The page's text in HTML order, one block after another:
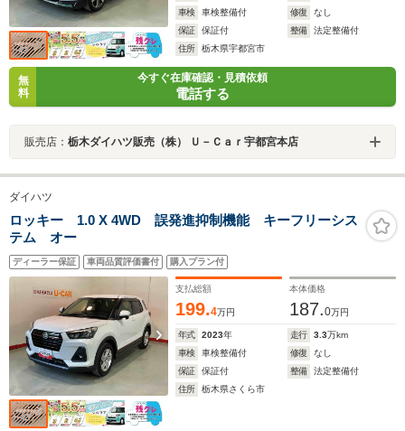
車検
車検整備付 修復
なし
保証
保証付 整備
法定整備付
住所
栃木県宇都宮市
無
料
今すぐ在庫確認・見積依頼
電話する
販売店： 栃木ダイハツ販売（株） Ｕ－Ｃａｒ宇都宮本店
ダイハツ
ロッキー 1.0 X 4WD 誤発進抑制機能 キーフリーシス
テム オー
ディーラー保証 車両品質評価書付 購入プラン付
支払総額
199.4万円
本体価格
187.0万円
年式 2023年 走行 3.3万km
車検
車検整備付 修復
なし
保証
保証付 整備
法定整備付
住所
栃木県さくら市